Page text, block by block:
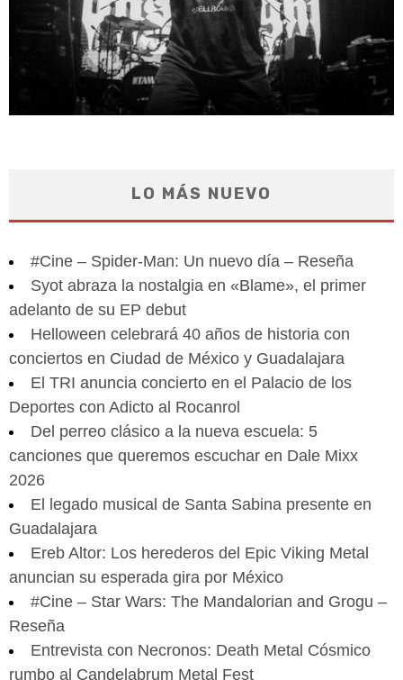
LO MÁS NUEVO
#Cine – Spider-Man: Un nuevo día – Reseña
Syot abraza la nostalgia en «Blame», el primer
adelanto de su EP debut
Helloween celebrará 40 años de historia con
conciertos en Ciudad de México y Guadalajara
El TRI anuncia concierto en el Palacio de los
Deportes con Adicto al Rocanrol
Del perreo clásico a la nueva escuela: 5
canciones que queremos escuchar en Dale Mixx
2026
El legado musical de Santa Sabina presente en
Guadalajara
Ereb Altor: Los herederos del Epic Viking Metal
anuncian su esperada gira por México
#Cine – Star Wars: The Mandalorian and Grogu –
Reseña
Entrevista con Necronos: Death Metal Cósmico
rumbo al Candelabrum Metal Fest